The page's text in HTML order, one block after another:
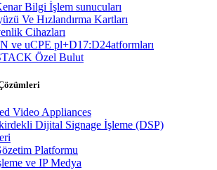
Bilgi İşlem sunucuları
Ve Hızlandırma Kartları
Cihazları
ve uCPE pl+D17:D24atformları
Özel Bulut
Video Appliances
Dijital Signage İşleme (DSP)
Platformu
ve IP Medya